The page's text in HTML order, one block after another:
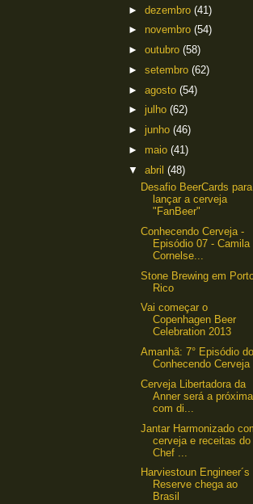
► dezembro (41)
► novembro (54)
► outubro (58)
► setembro (62)
► agosto (54)
► julho (62)
► junho (46)
► maio (41)
▼ abril (48)
Desafio BeerCards para
lançar a cerveja
"FanBeer"
Conhecendo Cerveja -
Episódio 07 - Camila
Cornelse...
Stone Brewing em
Rico
Vai começar o
Copenhagen Beer
Celebration 2013
Amanhã: 7° Episódio do
Conhecendo Cerveja
Cerveja Libertadora da
Anner será a próxima
com di...
Jantar Harmonizado
cerveja e receitas do
Chef ...
Harviestoun Engineer´s
Reserve chega ao
Brasil